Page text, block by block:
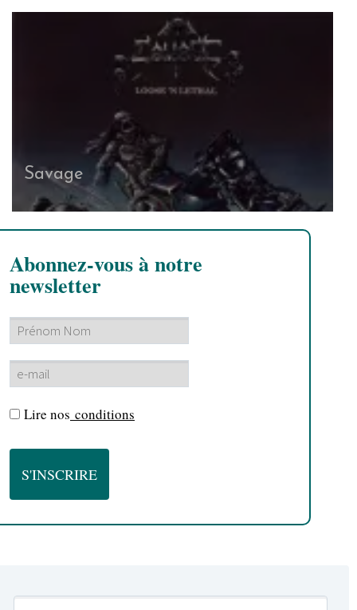
Savage
Abonnez-vous à notre
newsletter
Lire nos conditions